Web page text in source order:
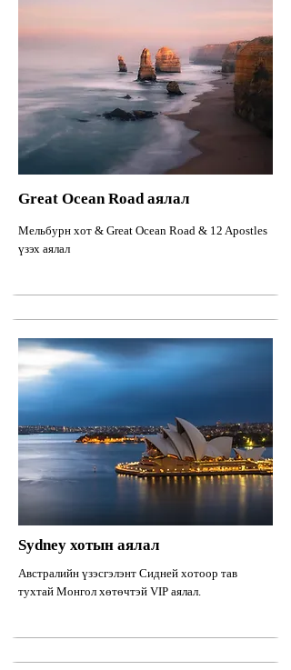
Great OceanRoadаялал
Мельбурн хот & Great Ocean Road & 12 Apostles
үзэх аялал
Sydney хотын аялал
Австралийн үзэсгэлэнт Сидней хотоор тав
тухтай Монгол хөтөчтэй VIP аялал.